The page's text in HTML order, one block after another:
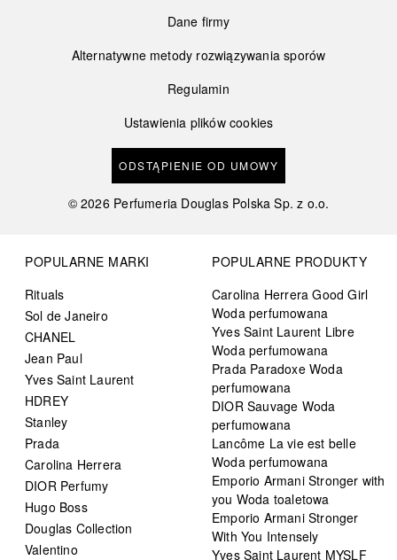
Dane firmy
Alternatywne metody rozwiązywania sporów
Regulamin
Ustawienia plików cookies
ODSTĄPIENIE OD UMOWY
©2026 Perfumeria Douglas Polska Sp. z o.o.
POPULARNE MARKI
Rituals
Sol de Janeiro
CHANEL
Jean Paul
Yves Saint Laurent
HDREY
Stanley
Prada
Carolina Herrera
DIOR Perfumy
Hugo Boss
Douglas Collection
Valentino
POPULARNE PRODUKTY
Carolina Herrera Good Girl
Woda perfumowana
Yves Saint Laurent Libre
Woda perfumowana
Prada Paradoxe Woda
perfumowana
DIOR Sauvage Woda
perfumowana
Lancôme La vie est belle
Woda perfumowana
Emporio Armani Stronger with
you Woda toaletowa
Emporio Armani Stronger
With You Intensely
Yves Saint Laurent MYSLF